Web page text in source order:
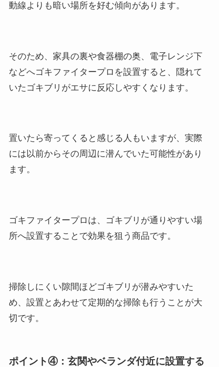
動線よりも暗い場所を好む傾向があります。
そのため、家具の裏や食器棚の奥、電子レンジ下
などへゴキファイタープロを設置すると、隠れて
いたゴキブリがエサに反応しやすくなります。
置いたら寄ってくると感じる人もいますが、実際
には以前からその周辺に潜んでいた可能性があり
ます。
ゴキファイタープロは、ゴキブリが通りやすい場
所へ設置することで効果を狙う商品です。
掃除しにくい隙間ほどゴキブリが潜みやすいた
め、設置とあわせて定期的な掃除も行うことが大
切です。
ポイント④：玄関やベランダ付近に設置する